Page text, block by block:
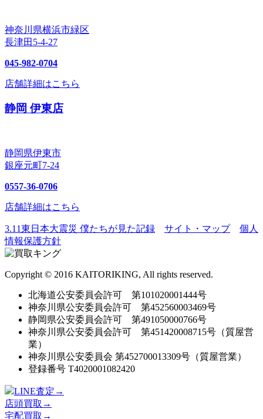
神奈川県横浜市緑区
長津田5-4-27
045-982-0704
店舗詳細はこちら
静岡 伊東店
静岡県伊東市
銀座元町7-24
0557-36-0706
店舗詳細はこちら
3.11東日本大震災 僕たちが見た記録 サイト・マップ
個人
情報保護方針
Copyright © 2016 KAITORIKING, All rights reserved.
北海道公安委員会許可 第101020001444号
神奈川県公安委員会許可 第452560003469号
静岡県公安委員会許可 第491050000766号
神奈川県公安委員会許可 第451420008715号（質屋営
業）
神奈川県公安委員会 第452700013309号（質屋営業）
登録番号 T4020001082420
LINE査定→
店頭買取→
宅配買取→